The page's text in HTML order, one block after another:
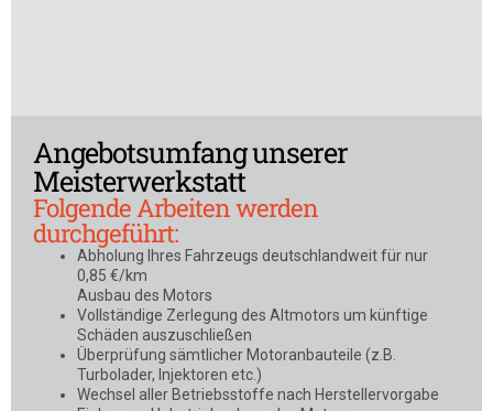
Angebotsumfang unserer
Meisterwerkstatt
Folgende Arbeiten werden
durchgeführt:
Abholung Ihres Fahrzeugs deutschlandweit für nur
0,85 €/km
Ausbau des Motors
Vollständige Zerlegung des Altmotors um künftige
Schäden auszuschließen
Überprüfung sämtlicher Motoranbauteile (z.B.
Turbolader, Injektoren etc.)
Wechsel aller Betriebsstoffe nach Herstellervorgabe